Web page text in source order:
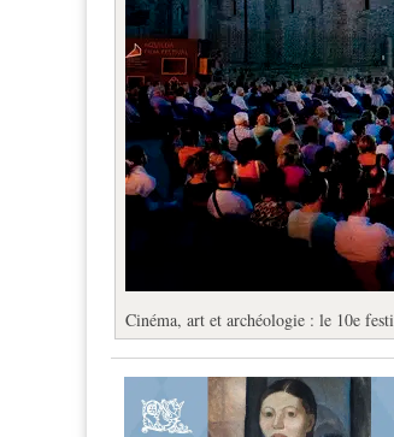
Cinéma, art et archéologie : le 10e